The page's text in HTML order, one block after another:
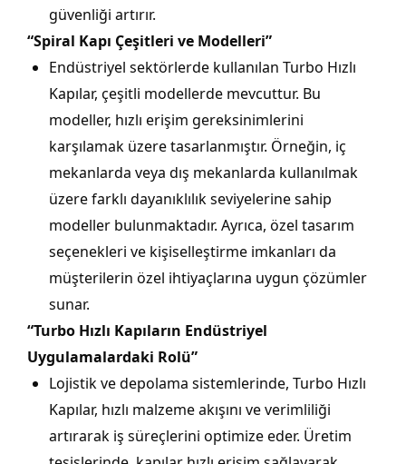
güvenliği artırır.
“Spiral Kapı Çeşitleri ve Modelleri”
Endüstriyel sektörlerde kullanılan Turbo Hızlı
Kapılar, çeşitli modellerde mevcuttur. Bu
modeller, hızlı erişim gereksinimlerini
karşılamak üzere tasarlanmıştır. Örneğin, iç
mekanlarda veya dış mekanlarda kullanılmak
üzere farklı dayanıklılık seviyelerine sahip
modeller bulunmaktadır. Ayrıca, özel tasarım
seçenekleri ve kişiselleştirme imkanları da
müşterilerin özel ihtiyaçlarına uygun çözümler
sunar.
“Turbo Hızlı Kapıların Endüstriyel
Uygulamalardaki Rolü”
Lojistik ve depolama sistemlerinde, Turbo Hızlı
Kapılar, hızlı malzeme akışını ve verimliliği
artırarak iş süreçlerini optimize eder. Üretim